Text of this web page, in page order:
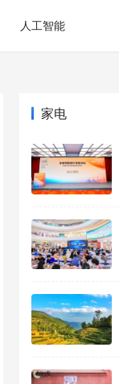
人工智能
家电